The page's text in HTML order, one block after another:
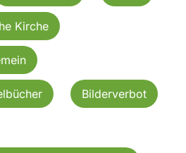
Kirche
Bilderverbot